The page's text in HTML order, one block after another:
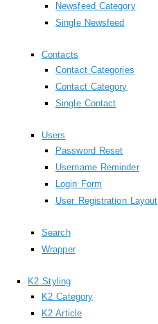
Newsfeed Category
Single Newsfeed
Contacts
Contact Categories
Contact Category
Single Contact
Users
Password Reset
Username Reminder
Login Form
User Registration Layout
Search
Wrapper
K2 Styling
K2 Category
K2 Article